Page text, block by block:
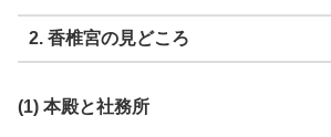
2. 香椎宮の見どころ
(1) 本殿と社務所